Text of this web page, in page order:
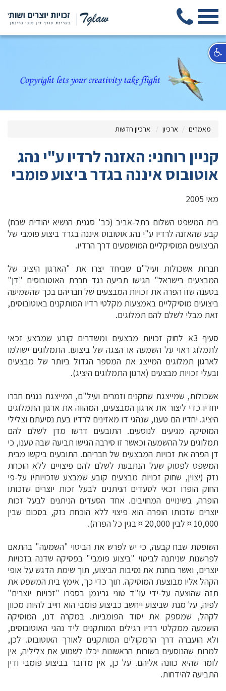
מאמרים ארכיון ארכיון חדשות
קניין רוחני: האזנה לרדיו ע"י נהג
אוטובוס איננה בגדר ביצוע פומבי
מאי 2005
בית המשפט השלום בתל-אביב (כב' סגנית הנשיא יהודית שבח)
קבע שהאזנה לרדיו ע"י נהג אוטובוס איננה בגרד ביצוע פומבי של
הביצועים המוסיקליים המושמעים דרך הרדיו.
חברות אשכולות ועיל"ם שביחד יצרו את "הארגון היציג של
המבצעים בישראל" הגישו תביעה נגד חברת האוטובוסים "דן"
בטענה שזו הפרה את זכויות המבצעים של חבריהם בכך שהשמיעה
ביצועים מוסיקליים באמצעות מקלטי רדיו המותקנים באוטובוסים,
זאת מבלי לשלם להם תמלוגים.
סעיף 3א לחוק זכויות מבצעים ומשדרים קובע שמבצע זכאי
לתמלוג ראוי על השמעה או הצגה של ביצועו. התמלוגים ישולמו
לארגון תמלוגים המייצג את המספר הגדול ביותר של מבצעים
ובעלי זכויות מבצעים (ארגון התמלוגים היציג).
אשכולות, שמייצגת שחקנים וזמרים ועיל"ם, המייצגת נגנים חברו
יחדיו כדי ליצור את ארגון המבצעים, המהווה את ארגון התמלוגים
היציג. יחדיו הם טענו, שנהגי דו מאזינים לרדיו בעת נסיעתם וצלילי
המוסיקה מגיעים לנוסעים. התובעים דרשו מדן לשלם להם
תמלוגים על ההשמעה וכאשר זו סירבה הגישו תביעה שבה טענו, כי
דן הפרה את זכויות המבצעים של חבריהם. התובעים ביקשו מבית
המשפט לפסוק שעל הנתבעת לשלם להם פיצויים ללא הוכחת
נזק (יצוין, שחוק זכויות מבצעים קובע שמבצע שזכויותיו על-פי
החוק הופרו זכאי לסעדים הניתנים לבעל זכות יוצרים שזכותו
הופרה, בשינויים המחויבים. אחד הסעדים הניתנים לבעל זכות
יוצרים שזכותו הופרה הוא פיצוי ללא הוכחת נזק, בסכום שבין
10,000 ¤ לבין 20,000 ¤ בגין כל הפרה).
השופטת שבח קבעה, כי יש לפרש את הביטוי "השמעה" בהתאם
לפרשנות שניתנה לביטוי "ביצוע פומבי" בפסיקה שדנה בזכויות
יוצרים, ואשר בוחנת את נסיבות הביצוע, תוך שימת הדגש על אופי
הקהל אליו מבוצעת המוסיקה. תוך כדי כך, אימץ בית המשפט את
תזה שהוצעה על-ידי עו"ד טוני גרינמן בספרו "זכויות יוצרים"
לפיה, על מנת שביצוע ייחשב כביצוע פומבי הוא חייב להיות מכוון
לקהל, שמספק את יסוד הפומביות. במקרה דנו, המוסיקה
הושמעה ממקלטי רדיו רגילים המותקנים ליד נהגי האוטובוסים,
ולא הועברה דרך הרמקולים המותקנים לאורך האוטובוס. לכן,
למרות שהנוסעים בשורות הראשונות יכלו לשמוע את צליליה, אין
לומר שהיא כוונה אליהם. על כן, אין מדובר בביצוע פומבי ודין
התביעה להידחות.